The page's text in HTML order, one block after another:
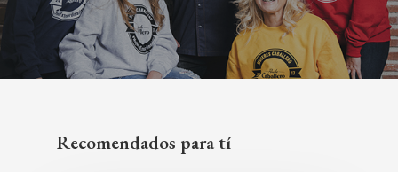
Recomendados para tí